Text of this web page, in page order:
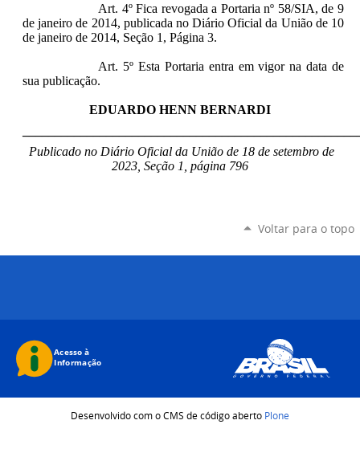
Art. 4º Fica revogada a Portaria nº 58/SIA, de 9
de janeiro de 2014, publicada no Diário Oficial da União de 10
de janeiro de 2014, Seção 1, Página 3.
Art. 5º Esta Portaria entra em vigor na data de
sua publicação.
EDUARDO HENN BERNARDI
Publicado no Diário Oficial da União de 18 de setembro de
2023, Seção 1, página 796
Voltar para o topo
Desenvolvido com o CMS de código aberto Plone